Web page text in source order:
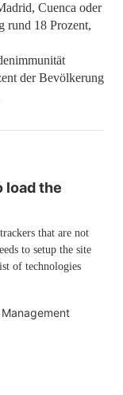
Cuenca oder
rund 18 Prozent,
der Bevölkerung
load the
that are not
to setup the site
of technologies